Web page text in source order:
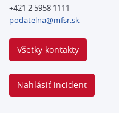
+421 2 5958 1111
podatelna@mfsr.sk
Všetky kontakty
Nahlásiť incident